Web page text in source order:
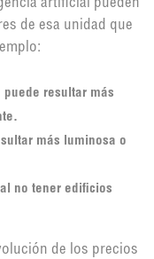
artificial pueden
de esa unidad que
puede resultar más
más luminosa o
no tener edificios
de los precios